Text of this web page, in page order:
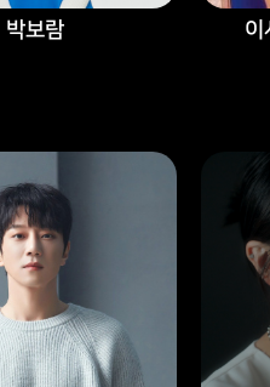
박보람 이